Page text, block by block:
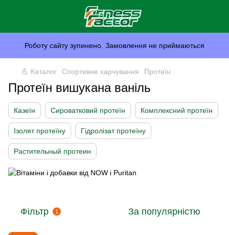
Роботу сайту зупинено. Замовлення не приймаються
💪 Каталог Спортивне харчування Протеїн
Протеїн вишукана ваніль
Казеїн Сироватковий протеїн Комплексний протеїн
Ізолят протеїну Гідролізат протеїну
Растительный протеин
Фільтр 1 За популярністю